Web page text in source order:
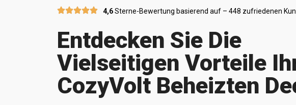
4,6Sterne-Bewertung basierend auf – 448 zufriedenen
Entdecken Sie Die
Vielseitigen Vorteile
CozyVolt Beheizten